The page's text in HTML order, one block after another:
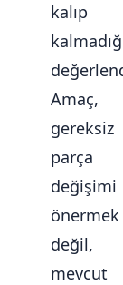
kalıp
Amaç,
gereksiz
parça
değişimi
önermek
değil,
mevcut